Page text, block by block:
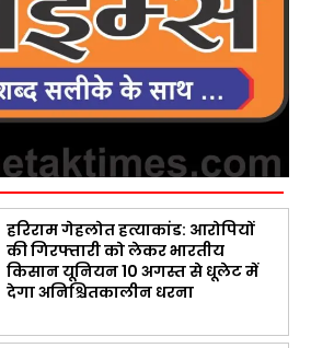
हरिराम गेहलोत हत्याकांड: आरोपियों
की गिरफ्तारी को लेकर भारतीय
किसान यूनियन 10 अगस्त से धूलेट में
देगा अनिश्चितकालीन धरना